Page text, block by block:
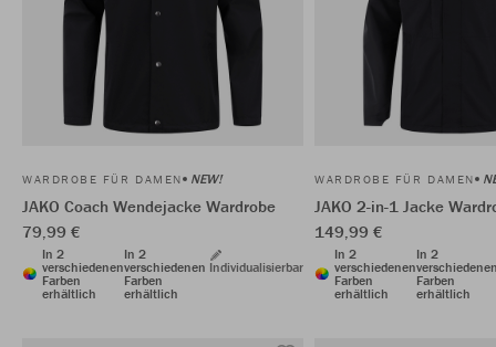
WARDROBE FÜR DAMEN NEW!
JAKO Coach Wendejacke Wardrobe
79,99 €
In 2
verschiedenen
Farben
erhältlich
In 2
verschiedenen
Farben
erhältlich
Individualisierbar
WARDROBE FÜR DAMEN
JAKO 2-in-1 Jacke
149,99 €
In 2
verschiedenen
Farben
erhältlich
In 2
Farben
erhältlich